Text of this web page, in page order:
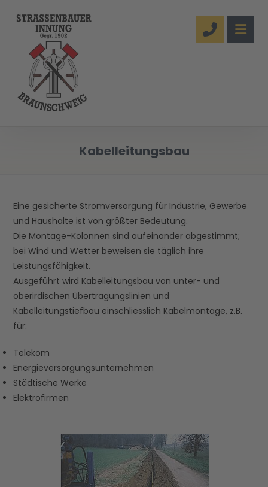
Kabelleitungsbau
Eine gesicherte Stromversorgung für Industrie, Gewerbe
und Haushalte ist von größter Bedeutung.
Die Montage-Kolonnen sind aufeinander abgestimmt;
bei Wind und Wetter beweisen sie täglich ihre
Leistungsfähigkeit.
Ausgeführt wird Kabelleitungsbau von unter- und
oberirdischen Übertragungslinien und
Kabelleitungstiefbau einschliesslich Kabelmontage, z.B.
für:
Telekom
Energieversorgungsunternehmen
Städtische Werke
Elektrofirmen